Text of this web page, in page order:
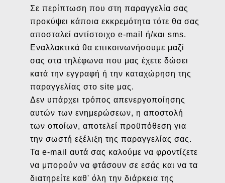
Σε περίπτωση που στη παραγγελία σας
προκύψει κάποια εκκρεμότητα τότε θα σας
αποσταλεί αντίστοιχο e-mail ή/και sms.
Εναλλακτικά θα επικοινωνήσουμε μαζί
σας στα τηλέφωνα που μας έχετε δώσει
κατά την εγγραφή ή την καταχώρηση της
παραγγελίας στο site μας.
Δεν υπάρχει τρόπος απενεργοποίησης
αυτών των ενημερώσεων, η αποστολή
των οποίων, αποτελεί προϋπόθεση για
την σωστή εξέλιξη της παραγγελίας σας.
Τα e-mail αυτά σας καλούμε να φροντίζετε
να μπορούν να φτάσουν σε εσάς και να τα
διατηρείτε καθ' όλη την διάρκεια της